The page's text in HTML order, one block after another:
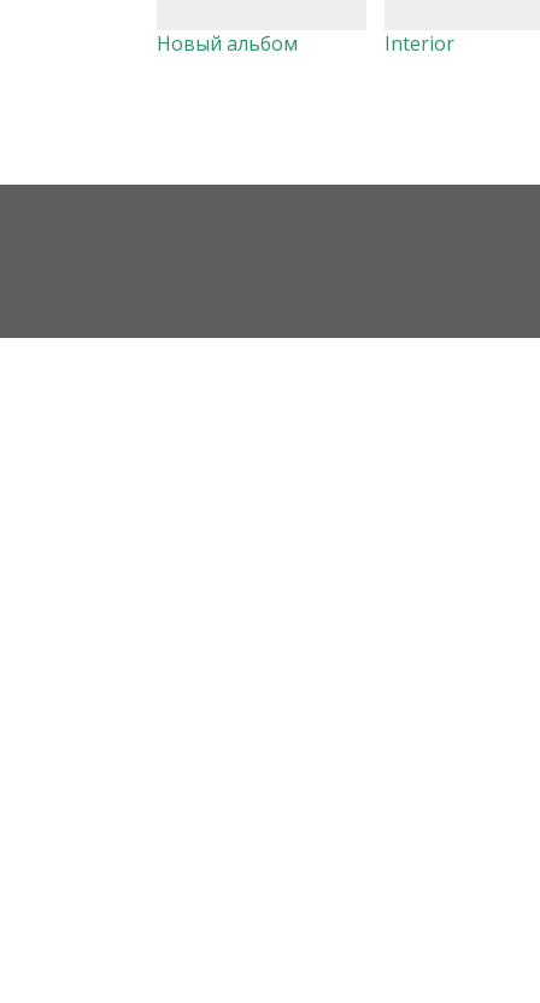
Новый альбом Interior